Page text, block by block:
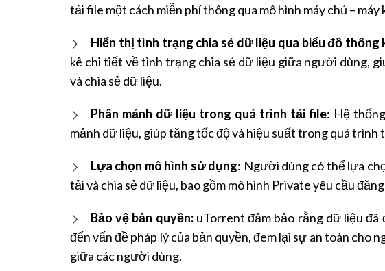
tải file một cách miễn phí thông qua mô hình máy chủ – máy
Hiển thị tình trạng chia sẻ dữ liệu qua biểu đồ thống
kê chi tiết về tình trạng chia sẻ dữ liệu giữa người dùng,
và chia sẻ dữ liệu.
Phân mảnh dữ liệu trong quá trình tải file: Hệ
mảnh dữ liệu, giúp tăng tốc độ và hiệu suất trong quá trình
Lựa chọn mô hình sử dụng: Người dùng có thể lựa
tải và chia sẻ dữ liệu, bao gồm mô hình Private yêu cầu
Bảo vệ bản quyền:uTorrent đảm bảo rằng dữ liệu đã
đến vấn đề pháp lý của bản quyền, đem lại sự an toàn cho
giữa các người dùng.